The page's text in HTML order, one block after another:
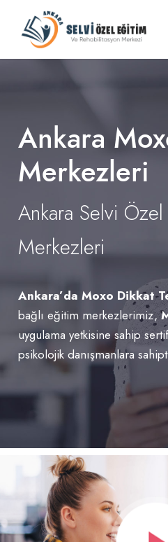
Ankara
Merkezleri
Ankara Selvi
Merkezleri
Ankara’da Moxo Dikkat
bağlı eğitim merkezlerimiz,
uygulama yetkisine sahip
psikolojik danışmanlara